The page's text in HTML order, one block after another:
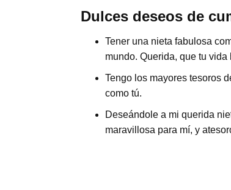
Dulces deseos de
Tener una nieta fabulosa
mundo. Querida, que tu
Tengo los mayores tesoros
como tú.
Deseándole a mi querida
maravillosa para mí, y